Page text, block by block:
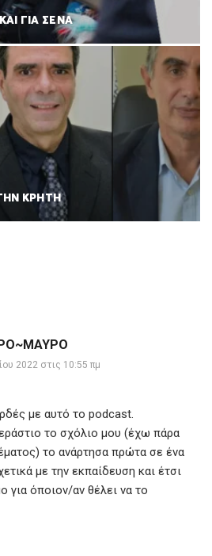
ΓΙΑ ΣΕΝΑ
ΚΡΗΤΗ
2022 στις 10:55 πμ
με αυτό το podcast.
το σχόλιο μου (έχω πάρα
το ανάρτησα πρώτα σε ένα
με την εκπαίδευση και έτσι
όποιον/αν θέλει να το